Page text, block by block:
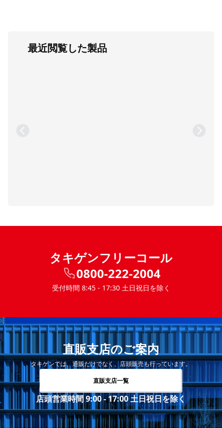
最近閲覧した製品
タキゲンフリーコール
0800-222-2004
受付時間 8:45 - 17:30 土日祝日を除く
直販支店のご案内
タキゲンでは、通販だけでなく、店頭販売も行っています。
直販支店一覧
店頭営業時間 9:00 - 17:00 土日祝日を除く